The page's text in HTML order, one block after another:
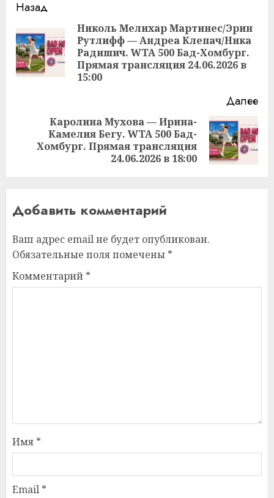
Продолжить
чтение
Назад
Николь Мелихар Мартинес/Эрин
Рутлифф — Андреа Клепач/Ника
Радишич. WTA 500 Бад-Хомбург.
Прямая трансляция 24.06.2026 в
15:00
Далее
Следующая
запись:
Каролина Мухова — Ирина-
Камелия Бегу. WTA 500 Бад-
Хомбург. Прямая трансляция
24.06.2026 в 18:00
Добавить комментарий
Ваш адрес email не будет опубликован.
Обязательные поля помечены *
Комментарий *
Имя *
Email *